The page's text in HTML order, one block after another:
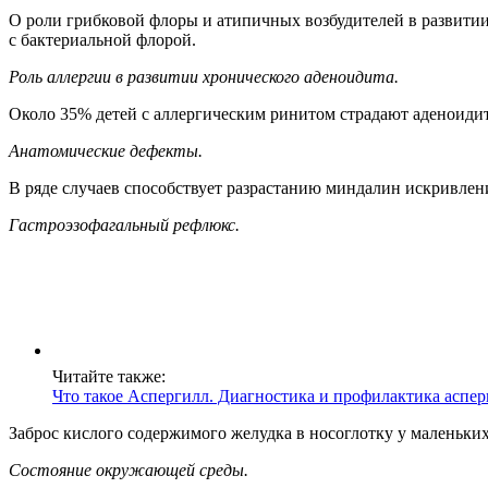
О роли грибковой флоры и атипичных возбудителей в
с бактериальной флорой.
Роль аллергии в развитии хронического аденоидита.
Около 35% детей с аллергическим ринитом страдают
Анатомические дефекты.
В ряде случаев способствует разрастанию миндалин
Гастроэзофагальный рефлюкс.
Читайте также:
Что такое Аспергилл. Диагностика и профилактика
Заброс кислого содержимого желудка в носоглотку у
Состояние окружающей среды.